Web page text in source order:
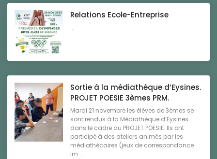
Relations Ecole-Entreprise
...
Sortie à la médiathèque d’Eysines.
PROJET POESIE 3èmes PRM.
Mardi 21 novembre les élèves de 3èmes se
sont rendus à la Médiathèque d’Eysines
dans le cadre du PROJET POESIE. Ils ont
participé à des ateliers animés par les
médiathécaires (jeux de correspondance
im ...